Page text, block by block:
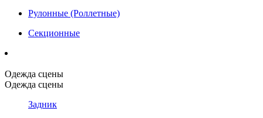
Рулонные (Роллетные)
Секционные
Одежда сцены
Одежда сцены
Задник